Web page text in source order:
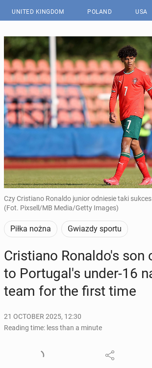
UNITED KINGDOM POLAND USA
Czy Cristiano Ronaldo junior odniesie taki
(Fot. Pixsell/MB Media/Getty Images)
Piłka nożna Gwiazdy sportu
Cris­tiano Ronal­do's son
to Por­tu­gal's under-16
team for the first time
21 OCTOBER 2025, 12:30
Reading time: less than a minute